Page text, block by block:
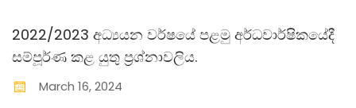
2022/2023 අධ්‍යයන වර්ෂයේ පළමු අර්ධවාර්ෂිකයේදී
සම්පූර්ණ කළ යුතු ප‍්‍රශ්නාවලිය.
March 16,2024